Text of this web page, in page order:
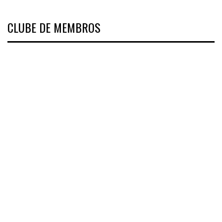
CLUBE DE MEMBROS